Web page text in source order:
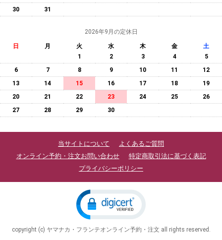
30
31
2026年9月の定休日
日 月 火 水 木 金
土
1
2 3 4
5
6
7 8 9 10 11
12
13
14 15 16 17 18
19
20
21 22 23 24 25
26
27
28 29 30
当サイトについて
よくあるご質問
オンライン予約・注文お問い合わせ
特定商取引法に基づく表記
プライバシーポリシー
copyright (c) ヤマナカ・フランテオンライン予約・注文 all rights reserved.